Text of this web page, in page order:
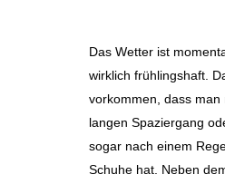
Das Wetter ist
wirklich frühlingshaft.
vorkommen, dass man
langen Spaziergang
sogar nach einem
Schuhe hat. Neben